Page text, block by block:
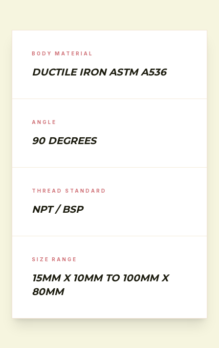
BODY MATERIAL
DUCTILE IRON ASTM A536
ANGLE
90 DEGREES
THREAD STANDARD
NPT / BSP
SIZE RANGE
15MM X 10MM TO 100MM X
80MM